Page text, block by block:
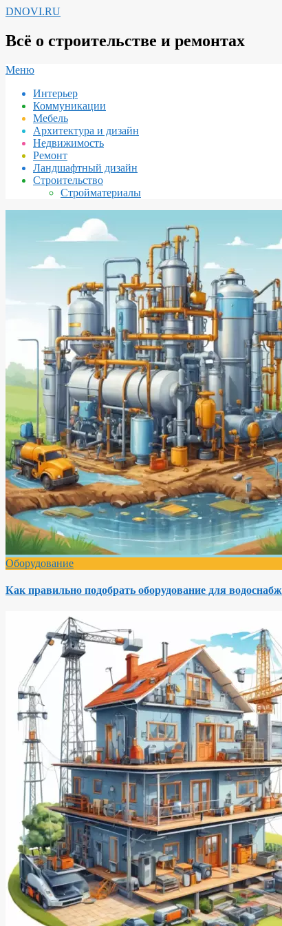
Перейти
содержимому
DNOVI.RU
Всё о строительстве и ремонтах
Вторичное
навигации
Меню
Интерьер
Коммуникации
Мебель
Архитектура и дизайн
Недвижимость
Ремонт
Ландшафтный дизайн
Строительство
Стройматериалы
Оборудование
Как правильно подобрать оборудование для